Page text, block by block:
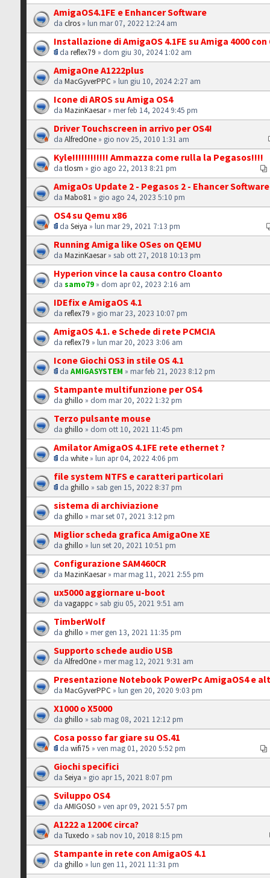
AmigaOS4.1FE e Enhancer Software
daclros » lun mar 07, 2022 12:24 am
Installazione di AmigaOS 4.1FE su Amiga 4000
dareflex79 » dom giu 30, 2024 1:02 am
AmigaOne A1222plus
daMacGyverPPC » lun giu 10, 2024 2:27 am
Icone di AROS su Amiga OS4
daMazinKaesar» mer feb 14, 2024 9:45 pm
Driver Touchscreen in arrivo per OS4!
daAlfredOne » gio nov 25, 2010 1:31 am
Kyle!!!!!!!!!!!! Ammazza come rulla la Pegasos!!!!
datlosm » gio ago 22, 2013 8:21 pm
AmigaOs Update 2 - Pegasos 2 - Ehancer
daMabo81 » gio ago 24, 2023 5:10 pm
OS4 su Qemu x86
daSeiya » lun mar 29, 2021 7:13 pm
Running Amiga like OSes on QEMU
daMazinKaesar» sab ott 27, 2018 10:13 pm
Hyperion vince la causa contro Cloanto
dasamo79 » dom apr 02, 2023 2:16 am
IDEfix e AmigaOS 4.1
dareflex79 » gio mar 23, 2023 10:07 pm
AmigaOS 4.1. e Schede di rete PCMCIA
dareflex79 » lun mar 20, 2023 3:06 am
Icone Giochi OS3 in stile OS 4.1
daAMIGASYSTEM » mar feb 21, 2023 8:12 pm
Stampante multifunzione per OS4
daghillo » dom mar 20, 2022 1:32 pm
Terzo pulsante mouse
daghillo » dom ott 10, 2021 11:45 pm
Amilator AmigaOS 4.1FE rete ethernet ?
dawhite » lun apr 04, 2022 4:06 pm
file system NTFS e caratteri particolari
daghillo » sab gen 15, 2022 8:37 pm
sistema di archiviazione
daghillo » mar set 07, 2021 3:12 pm
Miglior scheda grafica AmigaOne XE
daghillo » lun set 20, 2021 10:51 pm
Configurazione SAM460CR
daMazinKaesar» mar mag 11, 2021 2:55 pm
ux5000 aggiornare u-boot
davagappc » sab giu 05, 2021 9:51 am
TimberWolf
daghillo » mer gen 13, 2021 11:35 pm
Supporto schede audio USB
daAlfredOne » mer mag 12, 2021 9:31 am
Presentazione Notebook PowerPc AmigaOS4 e
daMacGyverPPC » lun gen 20, 2020 9:03 pm
X1000 o X5000
daghillo » sab mag 08, 2021 12:12 pm
Cosa posso far giare su OS.41
dawifi75 » ven mag 01, 2020 5:52 pm
Giochi specifici
daSeiya » gio apr 15, 2021 8:07 pm
Sviluppo OS4
daAMIGOSO » ven apr 09, 2021 5:57 pm
A1222 a 1200€ circa?
daTuxedo » sab nov 10, 2018 8:15 pm
Stampante in rete con AmigaOS 4.1
daghillo » lun gen 11, 2021 11:31 pm